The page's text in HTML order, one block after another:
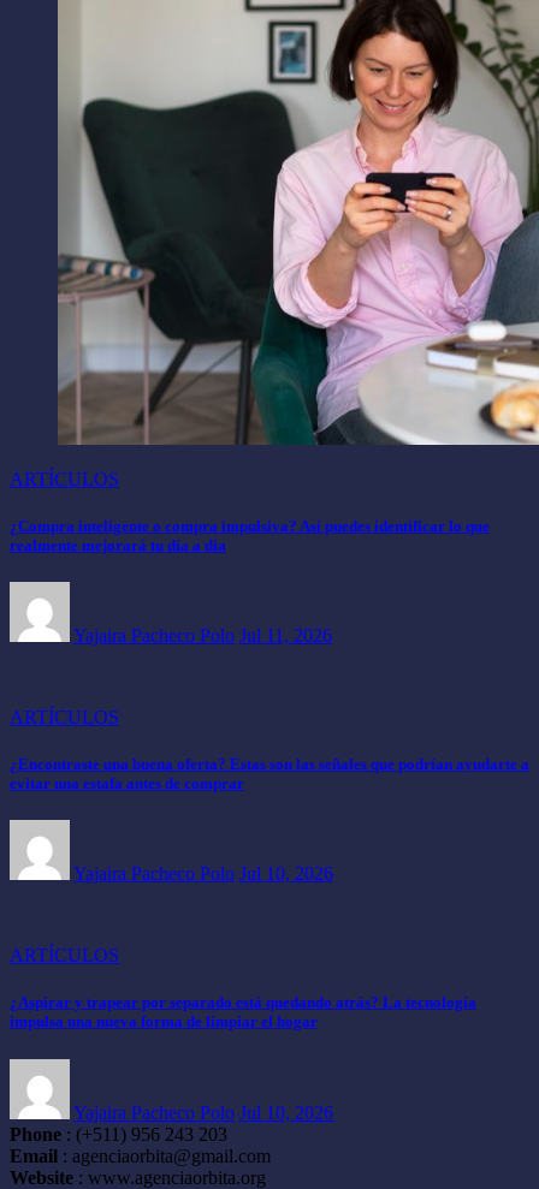
ARTÍCULOS
¿Compra inteligente o compra impulsiva? Así puedes identificar lo que
realmente mejorará tu día a día
Yajaira Pacheco Polo Jul 11, 2026
ARTÍCULOS
¿Encontraste una buena oferta? Estas son las señales que podrían ayudarte a
evitar una estafa antes de comprar
Yajaira Pacheco Polo Jul 10, 2026
ARTÍCULOS
¿Aspirar y trapear por separado está quedando atrás? La tecnología
impulsa una nueva forma de limpiar el hogar
Yajaira Pacheco Polo Jul 10, 2026
Phone : (+511) 956 243 203
Email : agenciaorbita@gmail.com
Website : www.agenciaorbita.org